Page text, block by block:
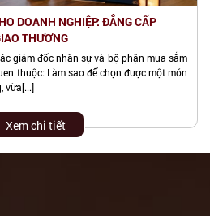
BẮC
Showroom Cửa hàng Đông Trùng Hạ
Biofun tại Hà Nội
Võ Chí Công, Tây Hồ, Hà Nội
0961577188
BẮC
- Độc Quyền Tại Sơn La
DOANH NGHIỆP: ĐẲNG CẤP
THƯƠNG
giám đốc nhân sự và bộ phận mua sắm
thuộc: Làm sao để chọn được một món
vừa[...]
Xem chi tiết